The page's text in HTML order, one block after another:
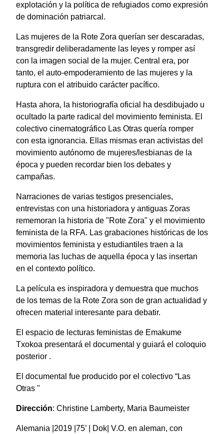
explotación y la política de refugiados como expresión
de dominación patriarcal.
Las mujeres de la Rote Zora querían ser descaradas,
transgredir deliberadamente las leyes y romper así
con la imagen social de la mujer. Central era, por
tanto, el auto-empoderamiento de las mujeres y la
ruptura con el atribuido carácter pacífico.
Hasta ahora, la historiografía oficial ha desdibujado u
ocultado la parte radical del movimiento feminista. El
colectivo cinematográfico Las Otras quería romper
con esta ignorancia. Ellas mismas eran activistas del
movimiento autónomo de mujeres/lesbianas de la
época y pueden recordar bien los debates y
campañas.
Narraciones de varias testigos presenciales,
entrevistas con una historiadora y antiguas Zoras
rememoran la historia de "Rote Zora" y el movimiento
feminista de la RFA. Las grabaciones históricas de los
movimientos feminista y estudiantiles traen a la
memoria las luchas de aquella época y las insertan
en el contexto político.
La película es inspiradora y demuestra que muchos
de los temas de la Rote Zora son de gran actualidad y
ofrecen material interesante para debatir.
El espacio de lecturas feministas de Emakume
Txokoa presentará el documental y guiará el coloquio
posterior .
El documental fue producido por el colectivo “Las
Otras "
Dirección: Christine Lamberty, Maria Baumeister
Alemania |2019 |75’ | Dok| V.O. en aleman, con